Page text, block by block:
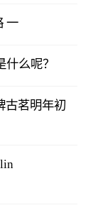
一
么呢？
古茗明年初